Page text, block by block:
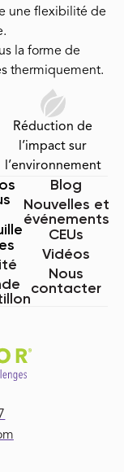
une flexibilité de
la forme de
thermiquement.
Réduction de
l’impact sur
l’environnement
Blog
Nouvelles et
événements
CEUs
Vidéos
Nous
contacter